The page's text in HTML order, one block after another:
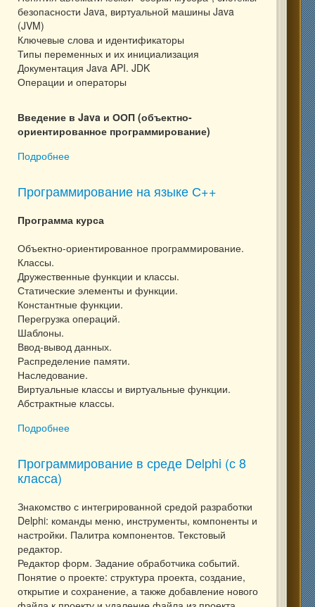
безопасности Java, виртуальной машины Java
(JVM)
Ключевые слова и идентификаторы
Типы переменных и их инициализация
Документация Java API. JDK
Операции и операторы
Введение в Java и ООП (объектно-
ориентированное программирование)
Подробнее
Программирование на языке С++
Программа курса
Объектно-ориентированное программирование.
Классы.
Дружественные функции и классы.
Статические элементы и функции.
Константные функции.
Перегрузка операций.
Шаблоны.
Ввод-вывод данных.
Распределение памяти.
Наследование.
Виртуальные классы и виртуальные функции.
Абстрактные классы.
Подробнее
Программирование в среде Delphi (с 8
класса)
Знакомство с интегрированной средой разработки
Delphi: команды меню, инструменты, компоненты и
настройки. Палитра компонентов. Текстовый
редактор.
Редактор форм. Задание обработчика событий.
Понятие о проекте: структура проекта, создание,
открытие и сохранение, а также добавление нового